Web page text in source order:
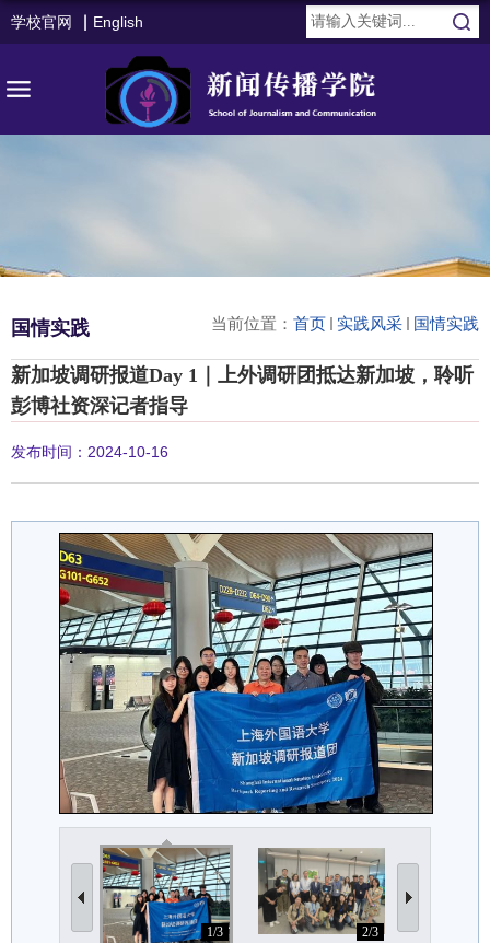
学校官网 English
当前位置： 首页 实践风采 国情实践
国情实践
新加坡调研报道Day 1｜上外调研团抵达新加坡，聆听
彭博社资深记者指导
发布时间：2024-10-16
1/3 2/3